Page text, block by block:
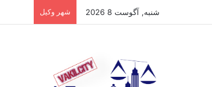
شنبه, آگوست 8 2026 شهر وکیل